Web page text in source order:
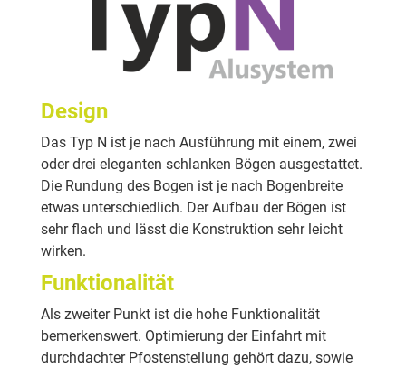
Design
Das Typ N ist je nach Ausführung mit einem, zwei
oder drei eleganten schlanken Bögen ausgestattet.
Die Rundung des Bogen ist je nach Bogenbreite
etwas unterschiedlich. Der Aufbau der Bögen ist
sehr flach und lässt die Konstruktion sehr leicht
wirken.
Funktionalität
Als zweiter Punkt ist die hohe Funktionalität
bemerkenswert. Optimierung der Einfahrt mit
durchdachter Pfostenstellung gehört dazu, sowie